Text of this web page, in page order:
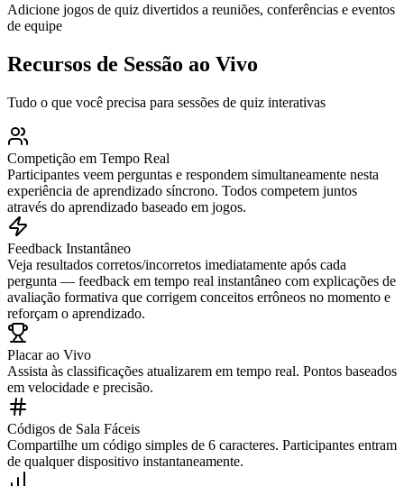
Adicione jogos de quiz divertidos a reuniões, conferências e eventos
de equipe
Recursos de Sessão ao Vivo
Tudo o que você precisa para sessões de quiz interativas
Competição em Tempo Real
Participantes veem perguntas e respondem simultaneamente nesta
experiência de aprendizado síncrono. Todos competem juntos
através do aprendizado baseado em jogos.
Feedback Instantâneo
Veja resultados corretos/incorretos imediatamente após cada
pergunta — feedback em tempo real instantâneo com explicações de
avaliação formativa que corrigem conceitos errôneos no momento e
reforçam o aprendizado.
Placar ao Vivo
Assista às classificações atualizarem em tempo real. Pontos baseados
em velocidade e precisão.
Códigos de Sala Fáceis
Compartilhe um código simples de 6 caracteres. Participantes entram
de qualquer dispositivo instantaneamente.